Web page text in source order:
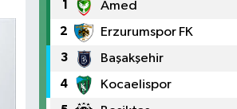
1 Amed
2 Erzurumspor FK
3 Başakşehir
4 Kocaelispor